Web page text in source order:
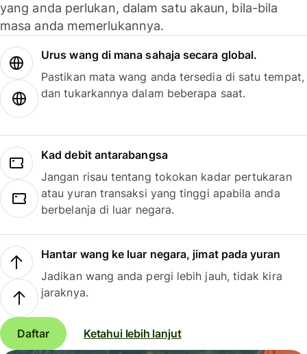
yang anda perlukan, dalam satu akaun, bila-bila
masa anda memerlukannya.
Urus wang di mana sahaja secara global.
Pastikan mata wang anda tersedia di satu tempat,
dan tukarkannya dalam beberapa saat.
Kad debit antarabangsa
Jangan risau tentang tokokan kadar pertukaran
atau yuran transaksi yang tinggi apabila anda
berbelanja di luar negara.
Hantar wang ke luar negara, jimat pada yuran
Jadikan wang anda pergi lebih jauh, tidak kira
jaraknya.
Daftar Ketahui lebih lanjut